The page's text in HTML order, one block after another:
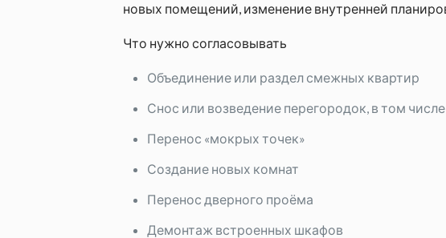
новых помещений, изменение внутренней
Что нужно согласовывать
Объединение или раздел смежных квартир
Снос или возведение перегородок, в том
Перенос «мокрых точек»
Создание новых комнат
Перенос дверного проёма
Демонтаж встроенных шкафов